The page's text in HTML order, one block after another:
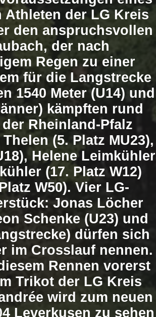
der LG Kreis
den anspruchsvollen
der nach
Regen zu einer
für die Langstrecke
1540 Meter (U14) und
kämpften rund
Rheinland-Pfalz
(5. Platz MU23),
Helene Leimkühler
(17. Platz W12)
W50). Vier LG-
Jonas Löcher
Schenke (U23) und
dürfen sich
im Crosslauf nennen.
Rennen vorerst
Trikot der LG Kreis
wird zum neuen
Leverkusen zu sehen